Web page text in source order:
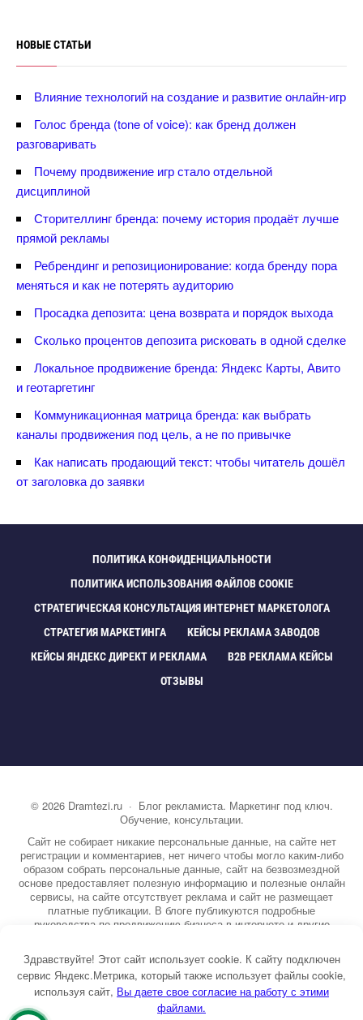
НОВЫЕ СТАТЬИ
лияние технологий на создание и развитие онлайн-игр
Голос бренда (tone of voice): как бренд должен
разговаривать
Почему продвижение игр стало отдельной
дисциплиной
Сторителлинг бренда: почему история продаёт лучше
прямой рекламы
Ребрендинг и репозиционирование: когда бренду пора
меняться и как не потерять аудиторию
Просадка депозита: цена возврата и порядок выхода
Сколько процентов депозита рисковать в одной сделке
Локальное продвижение бренда: Яндекс Карты, Авито
и геотаргетин
Коммуникационная матрица бренда: как выбрать
каналы продвижения под цель, а не по привычке
Как написать продающий текст: чтобы читатель дошёл
от заголовка до заявки
ПОЛИТИКА КОНФИДЕНЦИАЛЬНОСТИ
ПОЛИТИКА ИСПОЛЬЗОВАНИЯ ФАЙЛОВ COOKIE
СТРАТЕГИЧЕСКАЯ КОНСУЛЬТАЦИЯ ИНТЕРНЕТ МАРКЕТОЛОГА
СТРАТЕГИЯ МАРКЕТИНГА
КЕЙСЫ РЕКЛАМА ЗАВОДО
КЕЙСЫ ЯНДЕКС ДИРЕКТ И РЕКЛАМА
B2B РЕКЛАМА КЕЙСЫ
ОТЗЫВЫ
© 2026 Dramtezi.ru· Блог рекламиста. Маркетинг под ключ.
Обучение, консультации.
Сайт не собирает никакие персональные данные, на сайте нет
регистрации и комментариев, нет ничего чтобы могло каким-либо
образом собрать персональные данные, сайт на безвозмездной
основе предоставляет полезную информацию и полезные онлайн
сервисы, на сайте отсутствует реклама и сайт не размещает
платные публикации. В блоге публикуются подробные
руководства по продвижению бизнеса в интернете и другие
информацию о маркетинге, рекламе, копирайтинге и другие темы.
На сайте опубликовано более 3000 статей.
Тема от GoodwinPress.ru
Здравствуйте! Этот сайт использует cookie. К сайту подключен
сервис Яндекс.Метрика, который также использует файлы cookie,
используя сайт, ы даете свое согласие на работу с этими
файлами.